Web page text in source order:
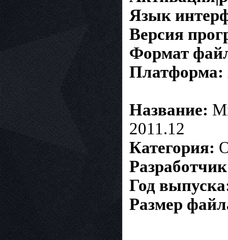
Язык
Версия
Формат
Платформа:
Название:
2011.12
Категория:
Год
Размер